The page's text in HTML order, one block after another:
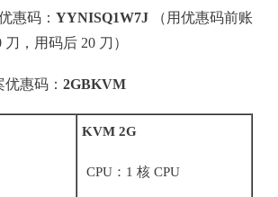
惠码： YYNISQ1W7J
（用优惠码前账
，用码后 20 刀）
惠码： 2GBKVM
KVM 2G
CPU：1 核 CPU